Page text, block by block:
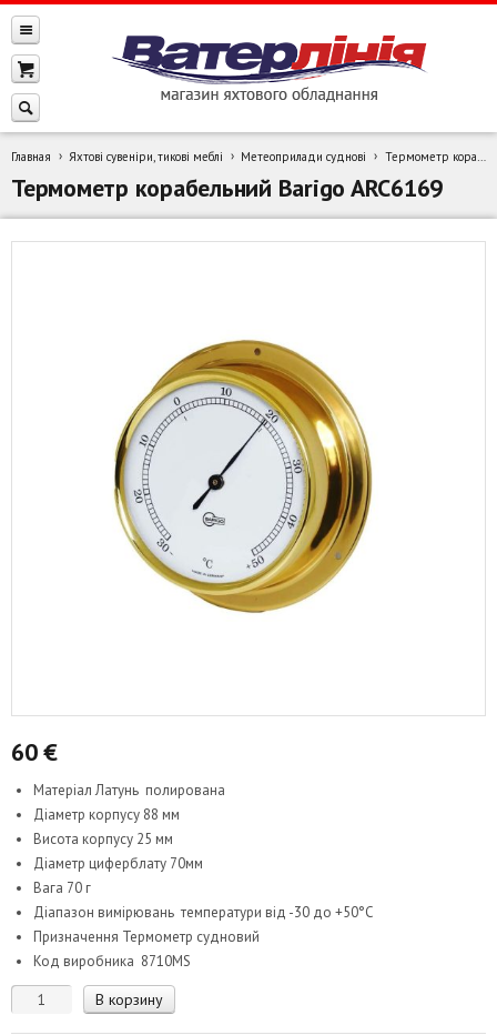
Главная Яхтові сувеніри, тикові меблі Метеоприлади суднові Термометр корабельний Barigo ARC6169
Термометр корабельний Barigo ARC6169
60€
Матеріал Латунь полирована
Діаметр корпусу 88 мм
Висота корпусу 25 мм
Діаметр циферблату 70мм
Вага 70 г
Діапазон вимірювань температури від -30 до +50°C
Призначення Термометр судновий
Код виробника 8710MS
Количество
В корзину